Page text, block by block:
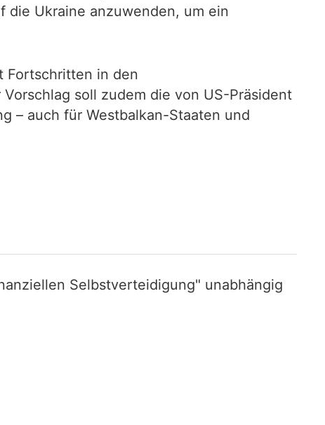
die Ukraine anzuwenden, um ein
Fortschritten in den
soll zudem die von US-Präsident
– auch für Westbalkan-Staaten und
Selbstverteidigung" unabhängig